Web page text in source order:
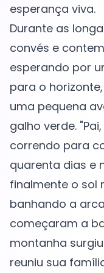
esperança viva.
Durante as
convés e
esperando por
para o
uma pequena
galho verde.
correndo para
quarenta dias e
finalmente o sol
banhando a
começaram a
montanha
reuniu sua